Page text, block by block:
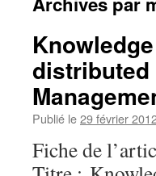
distributed
Publié le29 février
Fiche de